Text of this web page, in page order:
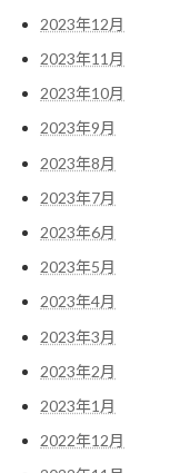
2023年12月
2023年11月
2023年10月
2023年9月
2023年8月
2023年7月
2023年6月
2023年5月
2023年4月
2023年3月
2023年2月
2023年1月
2022年12月